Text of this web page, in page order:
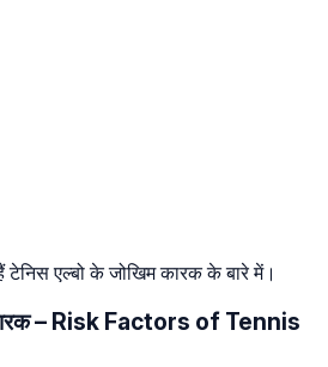
टेनिस एल्बो के जोखिम कारक के बारे में।
– Risk Factors of Tennis